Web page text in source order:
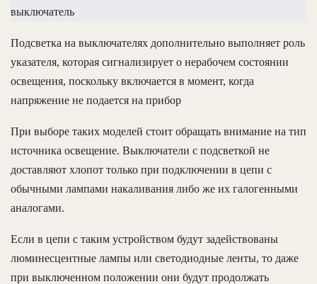
Подсветка на выключателях дополнительно выполняет роль
указателя, которая сигнализирует о нерабочем состоянии
освещения, поскольку включается в момент, когда
напряжение не подается на прибор
При выборе таких моделей стоит обращать внимание на тип
источника освещение. Выключатели с подсветкой не
доставляют хлопот только при подключении в цепи с
обычными лампами накаливания либо же их галогенными
аналогами.
Если в цепи с таким устройством будут задействованы
люминесцентные лампы или светодиодные ленты, то даже
при выключенном положении они будут продолжать